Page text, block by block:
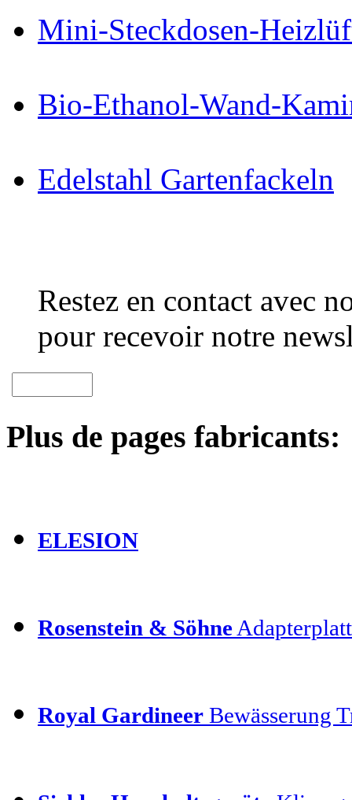
Mini-Steckdosen-
Bio-Ethanol-Wand-
Edelstahl Gartenfackeln
Restez en contact avec
pour recevoir notre
Plus de pages fabricants:
ELESION
Rosenstein & Söhne
Royal Gardineer Bewässerung